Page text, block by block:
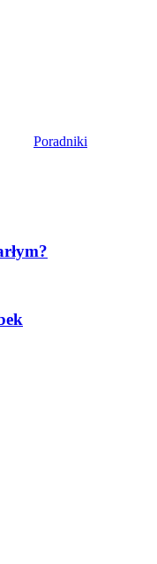
Poradniki